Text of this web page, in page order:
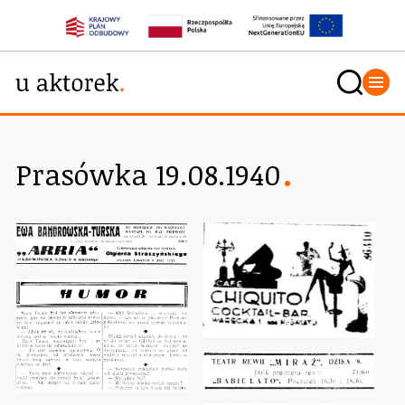
Prasówka 19.08.1940